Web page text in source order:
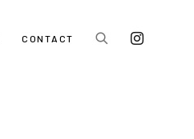
CONTACT